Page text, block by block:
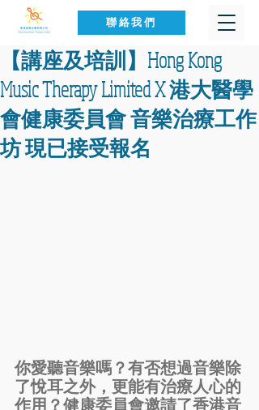
聯絡我們
【講座及培訓】Hong Kong
Music Therapy Limited X 港大醫學
會健康委員會 音樂治療工作
坊 現已接受報名
你愛聽音樂嗎？有否想過音樂除
了悅耳之外，更能有治療人心的
作用？健康委員會邀請了香港音